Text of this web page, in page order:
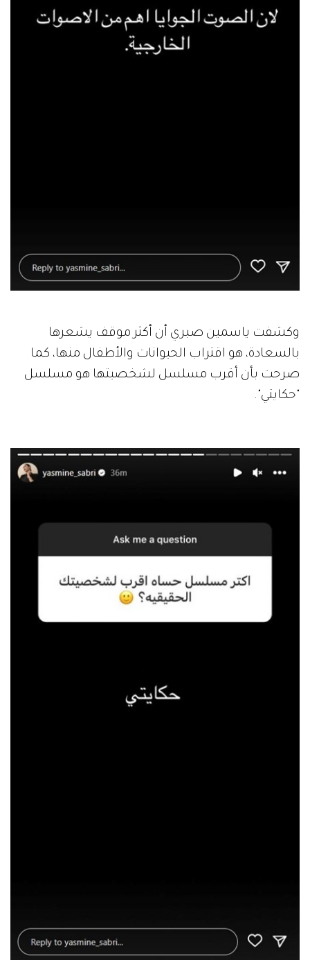
وكشفت ياسمين صبري أن أكثر موقف يشعرها
بالسعادة، هو اقتراب الحيوانات والأطفال منها، كما
صرحت بأن أقرب مسلسل لشخصيتها هو مسلسل
"حكايتي".